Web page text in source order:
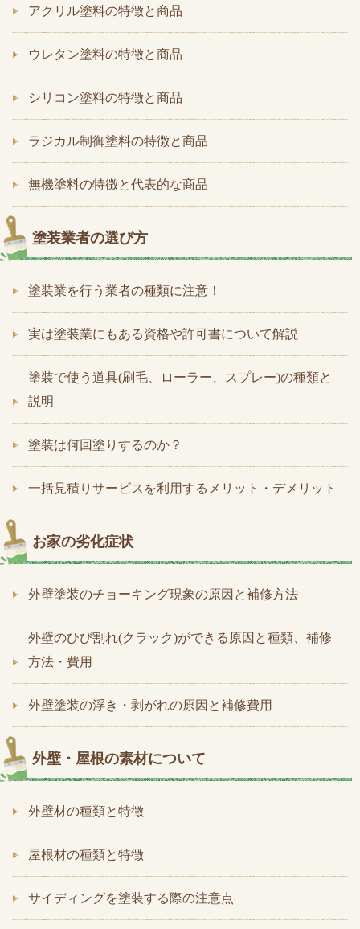
アクリル塗料の特徴と商品
ウレタン塗料の特徴と商品
シリコン塗料の特徴と商品
ラジカル制御塗料の特徴と商品
無機塗料の特徴と代表的な商品
塗装業者の選び方
塗装業を行う業者の種類に注意！
実は塗装業にもある資格や許可書について解説
塗装で使う道具(刷毛、ローラー、スプレー)の種類と
説明
塗装は何回塗りするのか？
一括見積りサービスを利用するメリット・デメリット
お家の劣化症状
外壁塗装のチョーキング現象の原因と補修方法
外壁のひび割れ(クラック)ができる原因と種類、補修
方法・費用
外壁塗装の浮き・剥がれの原因と補修費用
外壁・屋根の素材について
外壁材の種類と特徴
屋根材の種類と特徴
サイディングを塗装する際の注意点